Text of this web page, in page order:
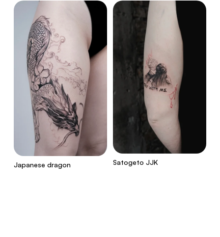
Japanese dragon Satogeto JJK